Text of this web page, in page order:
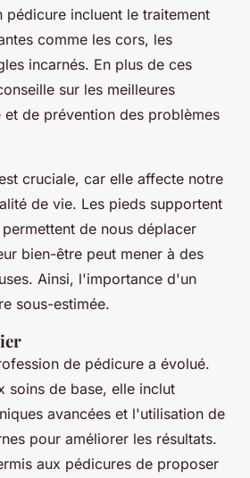
pédicure incluent le traitement
comme les cors, les
incarnés. En plus de ces
sur les meilleures
de prévention des problèmes
cruciale, car elle affecte notre
de vie. Les pieds supportent
de nous déplacer
bien-être peut mener à des
Ainsi, l'importance d'un
sous-estimée.
de pédicure a évolué.
soins de base, elle inclut
avancées et l'utilisation de
pour améliorer les résultats.
aux pédicures de proposer